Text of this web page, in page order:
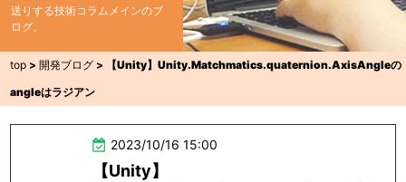
送りする技術コラムメインのブ
ログ。
top >開発ブログ >
【Unity】Unity.Matchmatics.quaternion.AxisAngleの
angleはラジアン
2023/10/16 15:00
【Unity】